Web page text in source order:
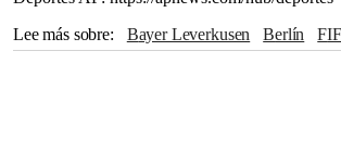
Lee más sobre
Bayer Leverkusen Berlín